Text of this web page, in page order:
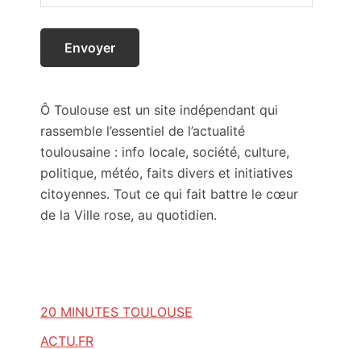
Ô Toulouse est un site indépendant qui
rassemble l’essentiel de l’actualité
toulousaine : info locale, société, culture,
politique, météo, faits divers et initiatives
citoyennes. Tout ce qui fait battre le cœur
de la Ville rose, au quotidien.
20 MINUTES TOULOUSE
ACTU.FR